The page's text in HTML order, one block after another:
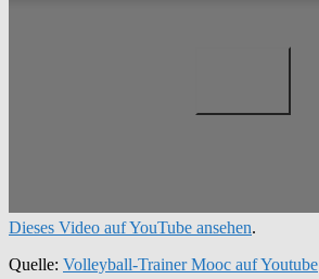
Dieses Video auf YouTube ansehen.
Quelle: Volleyball-Trainer Mooc auf Youtube